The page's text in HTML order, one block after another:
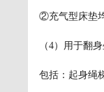
②充气型床垫
（4）用于翻
包括：起身绳